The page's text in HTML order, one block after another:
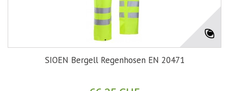
SIOEN Bergell Regenhosen EN 20471